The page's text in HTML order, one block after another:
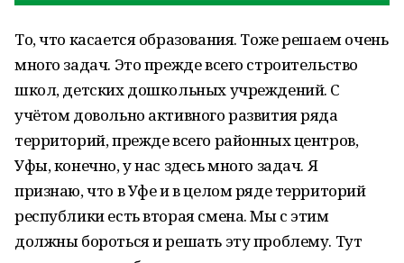
То, что касается образования. Тоже решаем очень
много задач. Это прежде всего строительство
школ, детских дошкольных учреждений. С
учётом довольно активного развития ряда
территорий, прежде всего районных центров,
Уфы, конечно, у нас здесь много задач. Я
признаю, что в Уфе и в целом ряде территорий
республики есть вторая смена. Мы с этим
должны бороться и решать эту проблему. Тут